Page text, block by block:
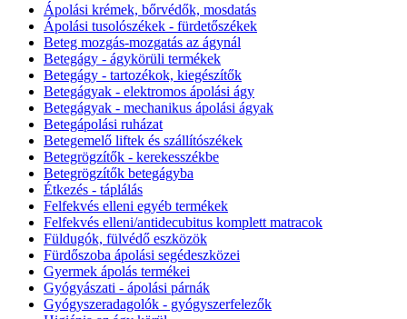
Ápolási krémek, bőrvédők, mosdatás
Ápolási tusolószékek - fürdetőszékek
Beteg mozgás-mozgatás az ágynál
Betegágy - ágykörüli termékek
Betegágy - tartozékok, kiegészítők
Betegágyak - elektromos ápolási ágy
Betegágyak - mechanikus ápolási ágyak
Betegápolási ruházat
Betegemelő liftek és szállítószékek
Betegrögzítők - kerekesszékbe
Betegrögzítők betegágyba
Étkezés - táplálás
Felfekvés elleni egyéb termékek
Felfekvés elleni/antidecubitus komplett matracok
Füldugók, fülvédő eszközök
Fürdőszoba ápolási segédeszközei
Gyermek ápolás termékei
Gyógyászati - ápolási párnák
Gyógyszeradagolók - gyógyszerfelezők